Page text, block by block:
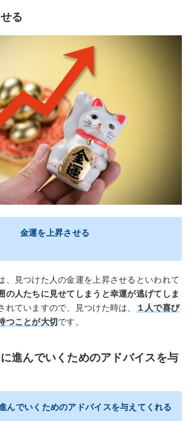
る
金運を上昇させる
、見つけた人の金運を上昇させるといわれて
の人たちに見せてしまうと幸運が逃げてしま
れていますので、見つけた時は、
１人で喜び
つことが大切です。
進んでいくためのアドバイスを与
んでいくためのアドバイスを与えてくれる